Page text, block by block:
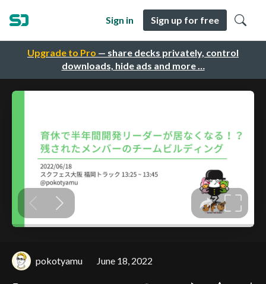
Upgrade to Pro — share decks privately, control
downloads, hide ads and more …
Sign in Sign up for free
pokotyamu June 18, 2022